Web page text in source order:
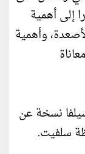
إلى أهمية
وأهمية
نسخة عن
سلفيت.